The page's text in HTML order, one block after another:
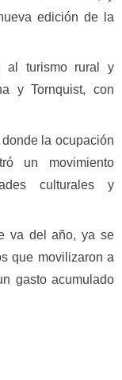
edición de la
al turismo rural y
y Tornquist, con
la ocupación
un movimiento
culturales y
va del año, ya se
que movilizaron a
gasto acumulado